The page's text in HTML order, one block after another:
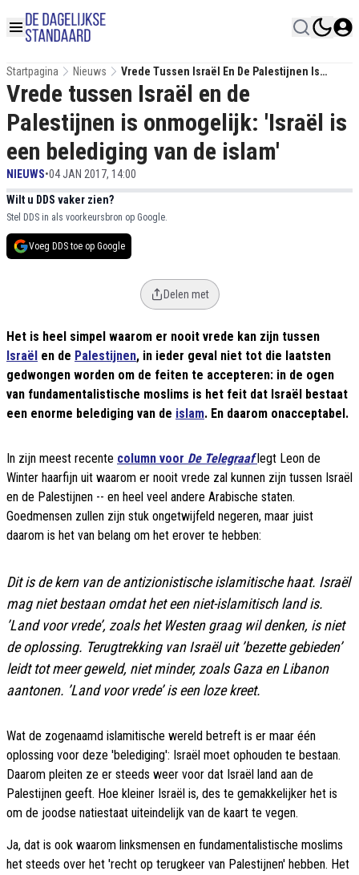
Startpagina Nieuws
Vrede Tussen Israël En De Palestijnen Is
Onmogelijk: 'Israël Is Een Belediging Van De
Islam'
Vrede tussen Israël en de
Palestijnen is onmogelijk: 'Israël is
een belediging van de islam'
NIEUWS•04 JAN 2017, 14:00
Wilt u DDS vaker zien?
Stel DDS in als voorkeursbron op Google.
Voeg DDS toe op Google
Delen met
Het is heel simpel waarom er nooit vrede kan zijn tussen
Israël en de Palestijnen, in ieder geval niet tot die laatsten
gedwongen worden om de feiten te accepteren: in de ogen
van fundamentalistische moslims is het feit dat Israël bestaat
een enorme belediging van de islam. En daarom onacceptabel.
In zijn meest recente column voor De Telegraaf legt Leon de
Winter haarfijn uit waarom er nooit vrede zal kunnen zijn tussen Israël
en de Palestijnen -- en heel veel andere Arabische staten.
Goedmensen zullen zijn stuk ongetwijfeld negeren, maar juist
daarom is het van belang om het erover te hebben:
Dit is de kern van de antizionistische islamitische haat. Israël
mag niet bestaan omdat het een niet-islamitisch land is.
’Land voor vrede’, zoals het Westen graag wil denken, is niet
de oplossing. Terugtrekking van Israël uit ’bezette gebieden’
leidt tot meer geweld, niet minder, zoals Gaza en Libanon
aantonen. ’Land voor vrede’ is een loze kreet.
Wat de zogenaamd islamitische wereld betreft is er maar één
oplossing voor deze 'belediging': Israël moet ophouden te bestaan.
Daarom pleiten ze er steeds weer voor dat Israël land aan de
Palestijnen geeft. Hoe kleiner Israël is, des te gemakkelijker het is
om de joodse natiestaat uiteindelijk van de kaart te vegen.
Ja, dat is ook waarom linksmensen en fundamentalistische moslims
het steeds over het 'recht op terugkeer van Palestijnen' hebben. Het